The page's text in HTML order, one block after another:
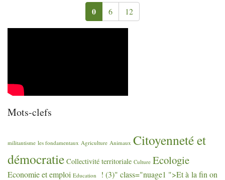
0 6 12
Mots-clefs
militantisme les fondamentaux Agriculture Animaux Citoyenneté et
démocratie Collectivité territoriale Culture Ecologie
Economie et emploi Education
! (3)" class="nuage1 ">Et à la fin on